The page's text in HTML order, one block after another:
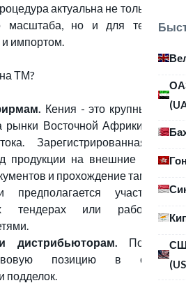
актуальна не только для
масштаба, но и для тех, кто
и импортом.
ТМ?
Кения - это крупный хаб
рынки Восточной Африки, ЕС и
Зарегистрированная ТМ
продукции на внешние рынки,
и прохождение таможни,
предполагается участие в
тендерах или работа с
дистрибьюторам. Поможет
позицию в случае
подделок.